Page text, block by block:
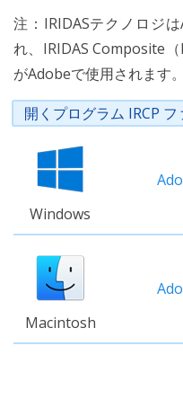
注：IRIDASテクノロジ
れ、IRIDAS Composite
がAdobeで使用されます
開くプログラム IRCP フ
Windows
Macintosh